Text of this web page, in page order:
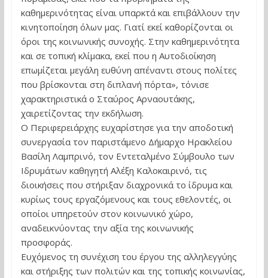
καθημερινότητας είναι υπαρκτά και επιβάλλουν την
κινητοποίηση όλων μας. Γιατί εκεί καθορίζονται οι
όροι της κοινωνικής συνοχής. Στην καθημερινότητα
και σε τοπική κλίμακα, εκεί που η Αυτοδιοίκηση
επωμίζεται μεγάλη ευθύνη απέναντι στους πολίτες
που βρίσκονται στη διπλανή πόρτα», τόνισε
χαρακτηριστικά ο Σταύρος Αρναουτάκης,
χαιρετίζοντας την εκδήλωση.
Ο Περιφερειάρχης ευχαρίστησε για την αποδοτική
συνεργασία τον παριστάμενο Δήμαρχο Ηρακλείου
Βασίλη Λαμπρινό, τον Εντεταλμένο Σύμβουλο των
Ιδρυμάτων καθηγητή Αλέξη Καλοκαιρινό, τις
διοικήσεις που στήριξαν διαχρονικά το ίδρυμα και
κυρίως τους εργαζόμενους και τους εθελοντές, οι
οποίοι υπηρετούν στον κοινωνικό χώρο,
αναδεικνύοντας την αξία της κοινωνικής
προσφοράς.
Ευχόμενος τη συνέχιση του έργου της αλληλεγγύης
και στήριξης των πολιτών και της τοπικής κοινωνίας,